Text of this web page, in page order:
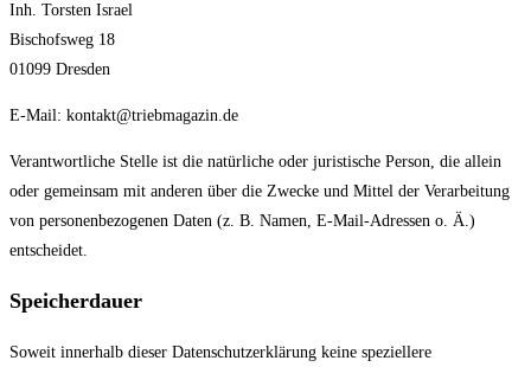
Inh. Torsten Israel
Bischofsweg 18
01099 Dresden
E-Mail: kontakt@triebmagazin.de
Verantwortliche Stelle ist die natürliche oder juristische Person, die allein
oder gemeinsam mit anderen über die Zwecke und Mittel der Verarbeitung
von personenbezogenen Daten (z. B. Namen, E-Mail-Adressen o. Ä.)
entscheidet.
Speicherdauer
Soweit innerhalb dieser Datenschutzerklärung keine speziellere